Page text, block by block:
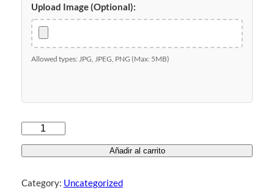
Upload Image (Optional):
Allowed types: JPG, JPEG, PNG (Max: 5MB)
a
e
Añadir al carrito
Category: Uncategorized